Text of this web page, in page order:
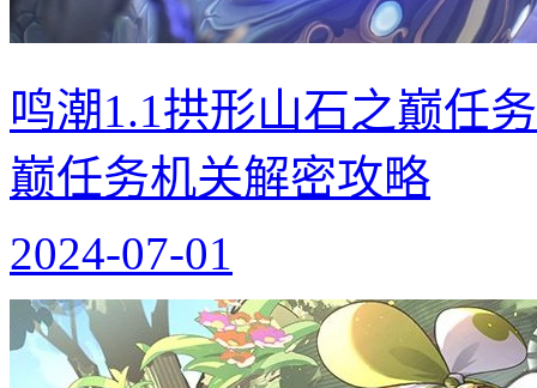
鸣潮1.1拱形山石之巅任
巅任务机关解密攻略
2024-07-01